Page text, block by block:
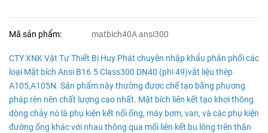
Mã sản phẩm: matbich40A ansi300
CTY XNK Vật Tư Thiết Bị Huy Phát chuyên nhập khẩu phân phối các
loại Mặt bích Ansi B16.5 Class300 DN40 (phi 49)vật liệu thép
A105,A105N. Sản phẩm này thường được chế tạo bằng phương
pháp rèn nên chất lượng cao nhất. Mặt bích liên kết tạo khơi thông
dòng chảy nó là phụ kiện kết nối ống, máy bơm, van, và các phụ kiện
đường ống khác với nhau thông qua mối liên kết bu lông trên thân